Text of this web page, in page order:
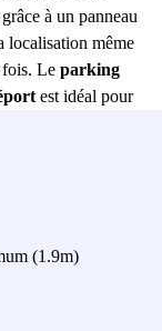
à un panneau
localisation même
fois. Le parking
est idéal pour
plus, sa proximité
facilitant le
vers Lille, qui
Ce parking se
mais
(1.9m)